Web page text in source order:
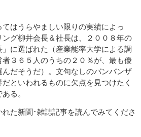
はうらやましい限りの実績によっ
グ柳井会長＆社長は、２００８年の
」に選ばれた（産業能率大学による調
３６５人のうちの２０％が、最も優
だそうだ）。文句なしのバンバンザ
といわれるものに欠点を見つけたく
る。
た新聞･雑誌記事を読んでみてくださ